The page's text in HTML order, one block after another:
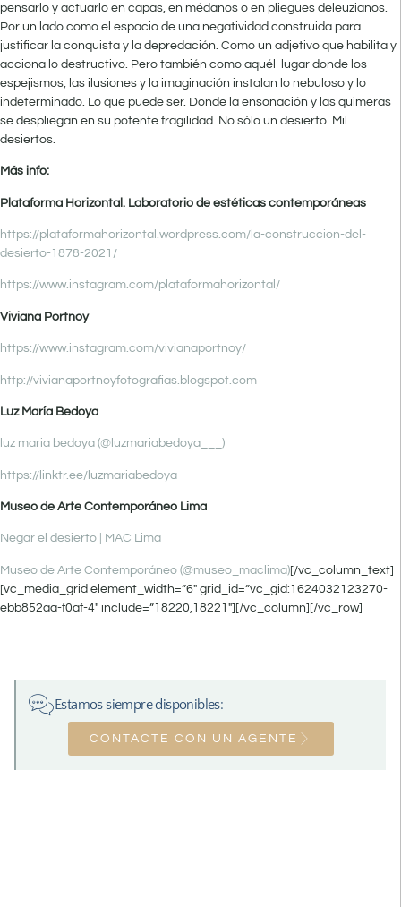
pensarlo y actuarlo en capas, en médanos o en pliegues deleuzianos.
Por un lado como el espacio de una negatividad construida para
justificar la conquista y la depredación. Como un adjetivo que habilita y
acciona lo destructivo. Pero también como aquél lugar donde los
espejismos, las ilusiones y la imaginación instalan lo nebuloso y lo
indeterminado. Lo que puede ser. Donde la ensoñación y las quimeras
se despliegan en su potente fragilidad. No sólo un desierto. Mil
desiertos.
Más info:
Plataforma Horizontal. Laboratorio de estéticas contemporáneas
https://plataformahorizontal.wordpress.com/la-construccion-del-
desierto-1878-2021/
https://www.instagram.com/plataformahorizontal/
Viviana Portnoy
https://www.instagram.com/vivianaportnoy/
http://vivianaportnoyfotografias.blogspot.com
Luz María Bedoya
luz maria bedoya (@luzmariabedoya___)
https://linktr.ee/luzmariabedoya
Museo de Arte Contemporáneo Lima
Negar el desierto | MAC Lima
Museo de Arte Contemporáneo (@museo_maclima)[/vc_column_text]
[vc_media_grid element_width=”6″ grid_id=”vc_gid:1624032123270-
ebb852aa-f0af-4″ include=”18220,18221″][/vc_column][/vc_row]
Estamos siempre disponibles:
CONTACTE CON UN AGENTE